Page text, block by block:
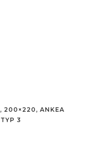
200×220, ANKEA
TYP 3